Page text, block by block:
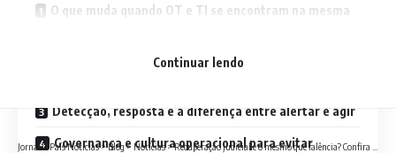
O que muda quando OT e TI se encontram na mesma
Por que redundância e segmentação valem tanto
Detecção, resposta e a diferença entre alertar e agir
Governança e cultura operacional para evitar
Continuar lendo
Jornal O País Notícias>Blog> Notícias>Recuperação judicial é o mesmo que falência? Confira as diferenças, com Lucas Gomes Mochi